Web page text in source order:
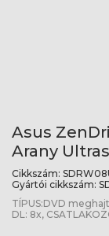
Asus
Arany
Cikkszám:
Gyártói cikkszám:
TÍPUS:DVD
DL: 8x,